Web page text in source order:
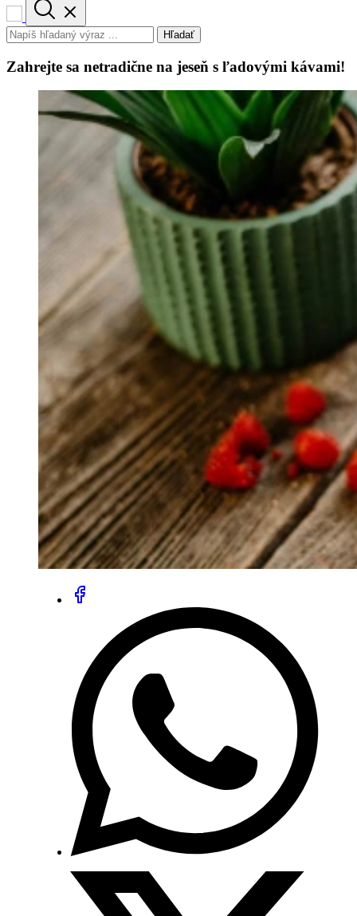
Hľadať
Zahrejte sa netradične na jeseň s ľadovými kávami!